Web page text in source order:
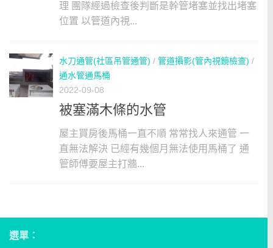
理 團隊經過檢查後判斷是幹管堵塞並找出堵塞
位置 以管道內視...
水刀通管(社區吊管通管) / 管道攝影(管內視鏡檢查) /
通水管通馬桶
2022-09-08
被塞滿木條的水管
屋主買房後馬桶一直不順 常常找人來通管 一
直無法解決 已經有幾個月無法使用馬桶了 通
管師傅要屋主打牆...
選單：